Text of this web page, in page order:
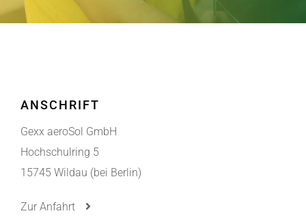
ANSCHRIFT
Gexx aeroSol GmbH
Hochschulring 5
15745 Wildau (bei Berlin)
Zur Anfahrt